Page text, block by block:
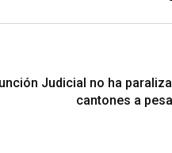
Judicial no ha
cantones a